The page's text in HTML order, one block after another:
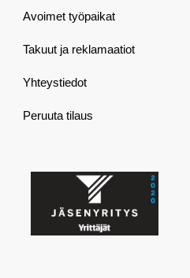
Avoimet työpaikat
Takuut ja reklamaatiot
Yhteystiedot
Peruuta tilaus